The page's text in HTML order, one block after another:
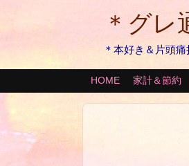
＊グレ
＊本好き＆片頭
HOME 家計＆節約